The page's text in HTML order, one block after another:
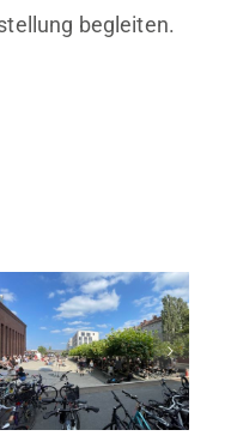
begleiten.
10 Jahre KINDL
– Zentrum für
zeitgenössische
Kunst